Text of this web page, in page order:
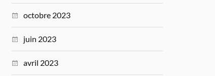
octobre 2023
juin 2023
avril 2023